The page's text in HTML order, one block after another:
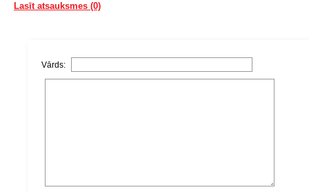
Lasīt atsauksmes (0)
Vārds: